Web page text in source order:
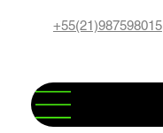
+55(21)987598015